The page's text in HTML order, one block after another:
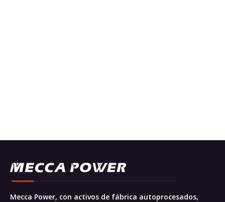
Mecca Power, con activos de fábrica autoprocesados,